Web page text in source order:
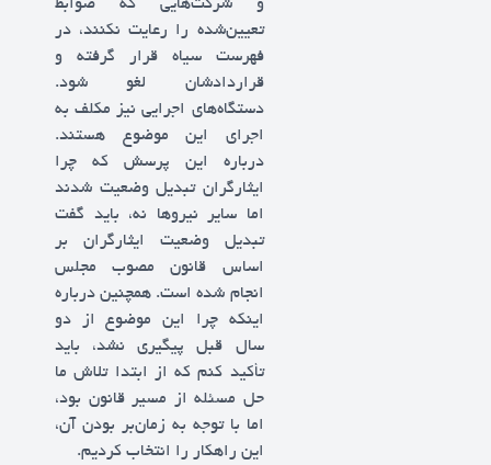
تعیین‌شده را رعایت نکنند، در
فهرست سیاه قرار گرفته و
قراردادشان لغو شود.
دستگاه‌های اجرایی نیز مکلف به
اجرای این موضوع هستند.
درباره این پرسش که چرا
ایثارگران تبدیل وضعیت شدند
اما سایر نیروها نه، باید گفت
تبدیل وضعیت ایثارگران بر
اساس قانون مصوب مجلس
انجام شده است. همچنین درباره
اینکه چرا این موضوع از دو
سال قبل پیگیری نشد، باید
تأکید کنم که از ابتدا تلاش ما
حل مسئله از مسیر قانون بود،
اما با توجه به زمان‌بر بودن آن،
این راهکار را انتخاب کردیم.